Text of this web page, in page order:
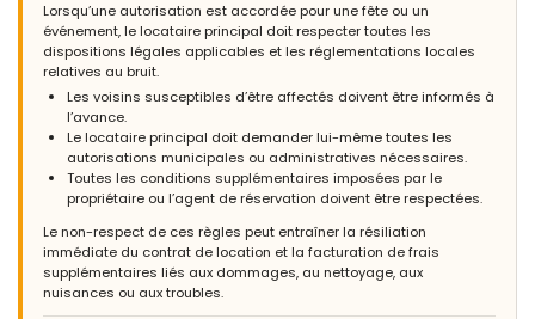
Lorsqu’une autorisation est accordée pour une fête ou un
événement, le locataire principal doit respecter toutes les
dispositions légales applicables et les réglementations locales
relatives au bruit.
Les voisins susceptibles d’être affectés doivent être informés à
l’avance.
Le locataire principal doit demander lui-même toutes les
autorisations municipales ou administratives nécessaires.
Toutes les conditions supplémentaires imposées par le
propriétaire ou l’agent de réservation doivent être respectées.
Le non-respect de ces règles peut entraîner la résiliation
immédiate du contrat de location et la facturation de frais
supplémentaires liés aux dommages, au nettoyage, aux
nuisances ou aux troubles.